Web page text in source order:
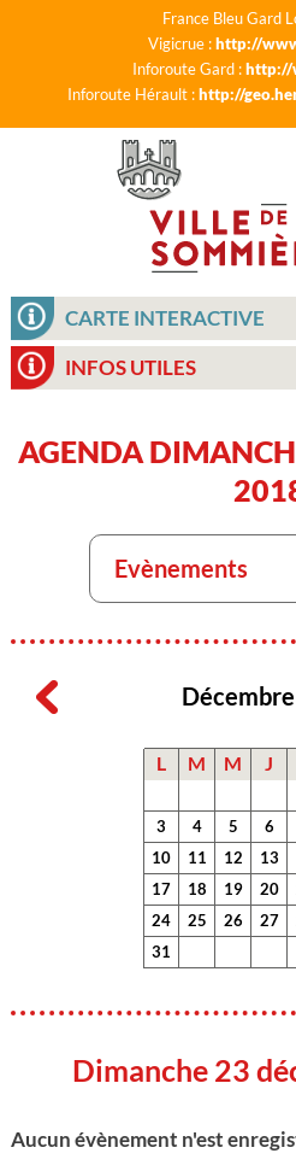
France Bleu Gard
Vigicrue :http://
Inforoute Gard :http://
Inforoute Hérault :http://
CARTE INTERACTIVE
INFOS UTILES
AGENDA
Evènements
L M M J
3
4 5 6
10
11 12 13
17
18 19 20
24
25 26 27
31
Dimanche 23
Aucun évènement n'est